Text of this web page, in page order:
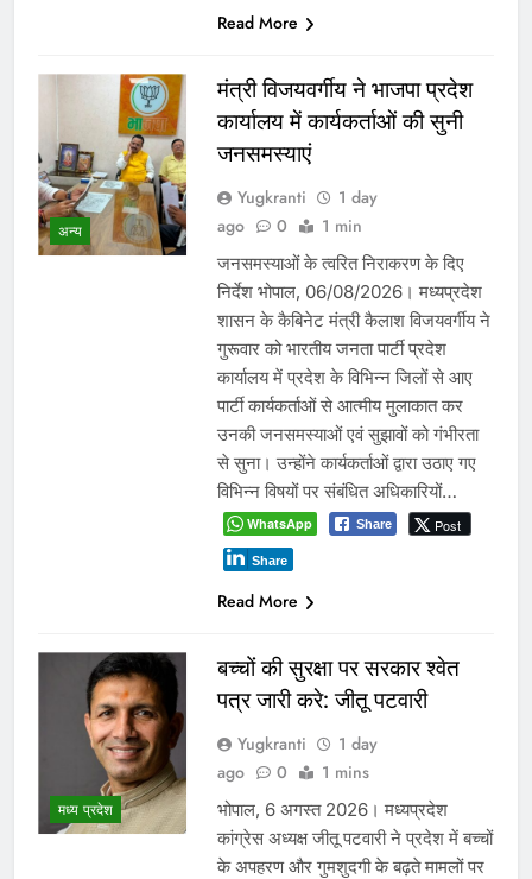
Read More
अन्य
मंत्री विजयवर्गीय ने भाजपा प्रदेश
कार्यालय में कार्यकर्ताओं की सुनी
जनसमस्याएं
Yugkranti
1 day
ago
0 1 min
जनसमस्याओं के त्वरित निराकरण के दिए
निर्देश भोपाल, 06/08/2026। मध्यप्रदेश
शासन के कैबिनेट मंत्री कैलाश विजयवर्गीय ने
गुरूवार को भारतीय जनता पार्टी प्रदेश
कार्यालय में प्रदेश के विभिन्न जिलों से आए
पार्टी कार्यकर्ताओं से आत्मीय मुलाकात कर
उनकी जनसमस्याओं एवं सुझावों को गंभीरता
से सुना। उन्होंने कार्यकर्ताओं द्वारा उठाए गए
विभिन्न विषयों पर संबंधित अधिकारियों…
WhatsApp Share Post
Share
Read More
मध्य प्रदेश
बच्चों की सुरक्षा पर सरकार श्वेत
पत्र जारी करे: जीतू पटवारी
Yugkranti
1 day
ago
0 1 mins
भोपाल, 6 अगस्त 2026। मध्यप्रदेश
कांग्रेस अध्यक्ष जीतू पटवारी ने प्रदेश में बच्चों
के अपहरण और गुमशुदगी के बढ़ते मामलों पर